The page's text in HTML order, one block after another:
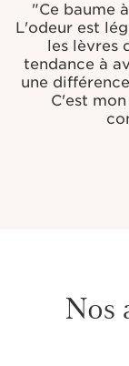
"Ce baume
L'odeur est
les lèvres
tendance à
une
C'est
Nos